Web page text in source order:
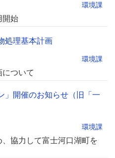
環境課
開始
処理基本計画
環境課
ついて
」開催のお知らせ（旧「一
環境課
協力して富士河口湖町を